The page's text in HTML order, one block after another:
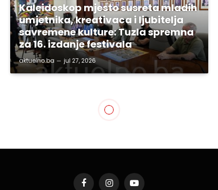
Kaleidoskop mjesto susreta mladih
umjetnika, kreativaca i ljubitelja
savremene kulture: Tuzla spremna
za 16. izdanje festivala
aktuelno.ba jul 27, 2026
Kredit od 20 miliona
maraka izazvao burnu